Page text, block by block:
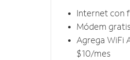
Internet con
Módem gratis
Agrega WiFi
$10/mes